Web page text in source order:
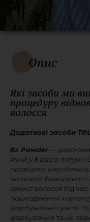
Опис
Які засоби ми
процедуру
волосся
Додаткові засоби
8x Powder—
який у 8 разів
провідних
на основі
захист волосся під
пошкодження
фарбувальні суміші.
фарбування та не